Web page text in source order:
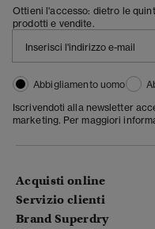
Ottieni l'accesso: dietro le
prodotti e vendite.
Abbigliamento uomo
Iscrivendoti alla newsletter
marketing. Per maggiori
Acquisti online
Servizio clienti
Brand Superdry